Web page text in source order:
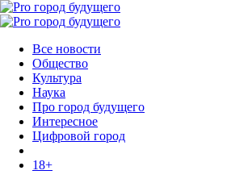
Menu
Поиск
Menu
Pro
Все новости
Общество
Культура
Наука
Про город будущего
Интересное
Цифровой город
18+